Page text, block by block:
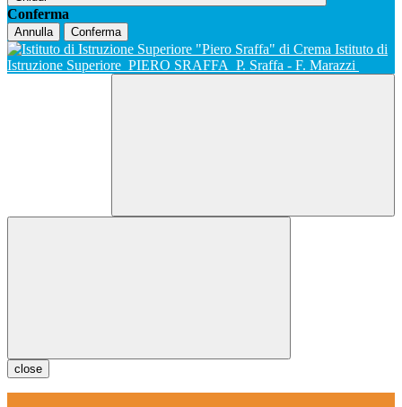
Conferma
Annulla Conferma
Istituto di
Istruzione Superiore PIERO SRAFFA P. Sraffa - F. Marazzi
close